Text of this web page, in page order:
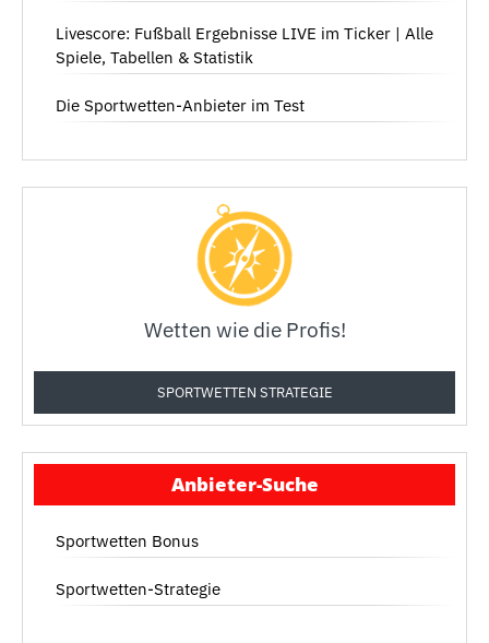
Livescore: Fußball Ergebnisse LIVE im Ticker | Alle
Spiele, Tabellen & Statistik
Die Sportwetten-Anbieter im Test
Wetten wie die Profis!
SPORTWETTEN STRATEGIE
Anbieter-Suche
Sportwetten Bonus
Sportwetten-Strategie